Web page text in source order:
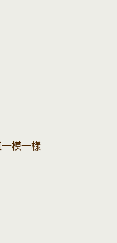
模一樣